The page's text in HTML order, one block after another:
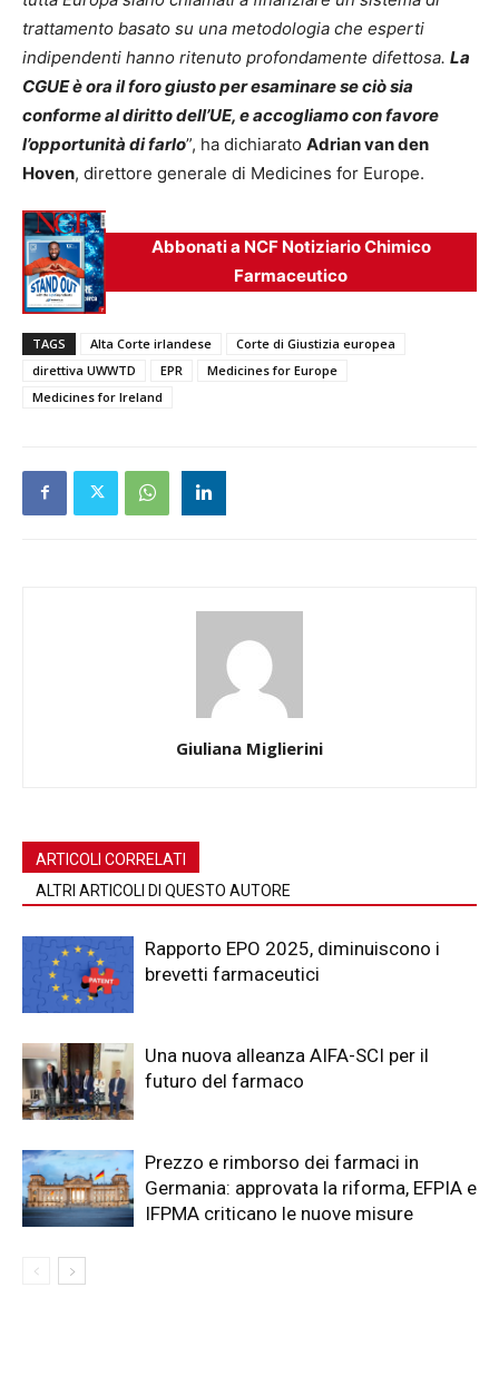
trattamento basato su una metodologia che esperti
indipendenti hanno ritenuto profondamente difettosa. La
CGUE è ora il foro giusto per esaminare se ciò sia
conforme al diritto dell’UE, e accogliamo con favore
l’opportunità di farlo”, ha dichiarato Adrian van den
Hoven, direttore generale di Medicines for Europe.
Abbonati a NCF Notiziario Chimico
Farmaceutico
TAGS Alta Corte irlandese
Corte di Giustizia europea
direttiva UWWTD
EPR
Medicines for Europe
Medicines for Ireland
Giuliana Miglierini
ARTICOLI CORRELATI
ALTRI ARTICOLI DI QUESTO AUTORE
Rapporto EPO 2025, diminuiscono i
brevetti farmaceutici
Una nuova alleanza AIFA-SCI per il
futuro del farmaco
Prezzo e rimborso dei farmaci in
Germania: approvata la riforma, EFPIA e
IFPMA criticano le nuove misure